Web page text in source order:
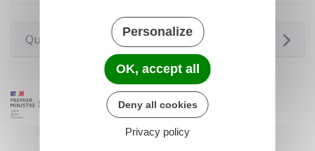
Questions ? Réponses !
Personalize
OK, accept all
Deny all cookies
Privacy policy